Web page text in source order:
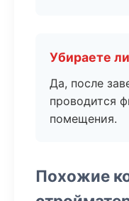
Убираете
Да, после
проводится
помещения.
Похожие